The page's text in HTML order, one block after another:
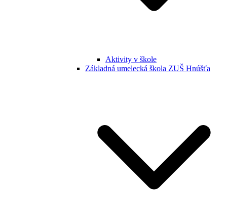
Aktivity v škole
Základná umelecká škola ZUŠ Hnúšťa